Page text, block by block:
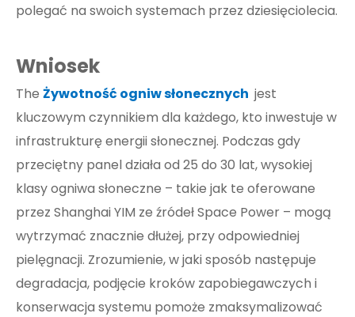
polegać na swoich systemach przez dziesięciolecia.
Wniosek
The Żywotność ogniw słonecznych jest
kluczowym czynnikiem dla każdego, kto inwestuje w
infrastrukturę energii słonecznej. Podczas gdy
przeciętny panel działa od 25 do 30 lat, wysokiej
klasy ogniwa słoneczne – takie jak te oferowane
przez Shanghai YIM ze źródeł Space Power – mogą
wytrzymać znacznie dłużej, przy odpowiedniej
pielęgnacji. Zrozumienie, w jaki sposób następuje
degradacja, podjęcie kroków zapobiegawczych i
konserwacja systemu pomoże zmaksymalizować